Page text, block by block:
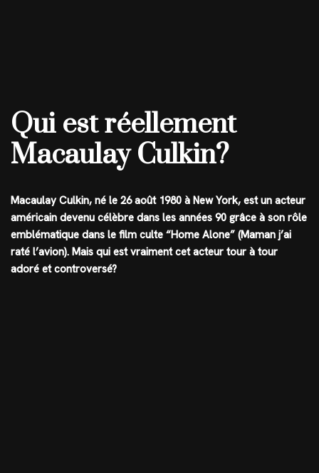
Qui est réellement
Macaulay Culkin?
Macaulay Culkin, né le 26 août 1980 à New York, est un acteur
américain devenu célèbre dans les années 90 grâce à son rôle
emblématique dans le film culte “Home Alone” (Maman j’ai
raté l’avion). Mais qui est vraiment cet acteur tour à tour
adoré et controversé?